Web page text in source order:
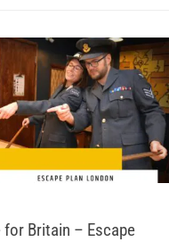
Britain – Escape